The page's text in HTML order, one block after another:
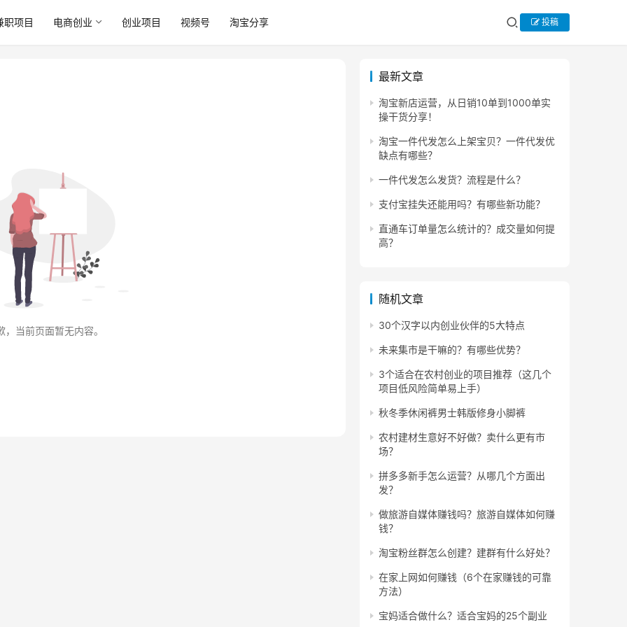
职项目 电商创业 创业项目 视频号 淘宝分享 投稿
，当前页面暂无内容。
最新文章
淘宝新店运营，从日销10单到1000单实
操干货分享！
淘宝一件代发怎么上架宝贝？一件代发优
缺点有哪些？
一件代发怎么发货？流程是什么？
支付宝挂失还能用吗？有哪些新功能？
直通车订单量怎么统计的？成交量如何提
高？
随机文章
30个汉字以内创业伙伴的5大特点
未来集市是干嘛的？有哪些优势？
3个适合在农村创业的项目推荐（这几个
项目低风险简单易上手）
秋冬季休闲裤男士韩版修身小脚裤
农村建材生意好不好做？卖什么更有市
场？
拼多多新手怎么运营？从哪几个方面出
发？
做旅游自媒体赚钱吗？旅游自媒体如何赚
钱？
淘宝粉丝群怎么创建？建群有什么好处？
在家上网如何赚钱（6个在家赚钱的可靠
方法）
宝妈适合做什么？适合宝妈的25个副业